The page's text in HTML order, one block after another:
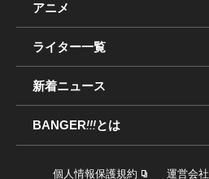
アニメ
ライター一覧
新着ニュース
BANGER!!!とは
個人情報保護規約 運営会社